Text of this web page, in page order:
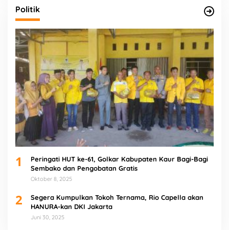
Politik
1
Peringati HUT ke-61, Golkar Kabupaten Kaur Bagi-Bagi
Sembako dan Pengobatan Gratis
Oktober 8, 2025
2
Segera Kumpulkan Tokoh Ternama, Rio Capella akan
HANURA-kan DKI Jakarta
Juni 30, 2025